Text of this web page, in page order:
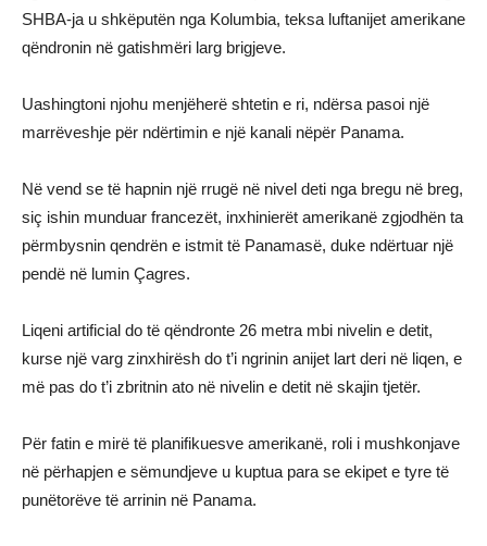
SHBA-ja u shkëputën nga Kolumbia, teksa luftanijet amerikane
qëndronin në gatishmëri larg brigjeve.
Uashingtoni njohu menjëherë shtetin e ri, ndërsa pasoi një
marrëveshje për ndërtimin e një kanali nëpër Panama.
Në vend se të hapnin një rrugë në nivel deti nga bregu në breg,
siç ishin munduar francezët, inxhinierët amerikanë zgjodhën ta
përmbysnin qendrën e istmit të Panamasë, duke ndërtuar një
pendë në lumin Çagres.
Liqeni artificial do të qëndronte 26 metra mbi nivelin e detit,
kurse një varg zinxhirësh do t’i ngrinin anijet lart deri në liqen, e
më pas do t’i zbritnin ato në nivelin e detit në skajin tjetër.
Për fatin e mirë të planifikuesve amerikanë, roli i mushkonjave
në përhapjen e sëmundjeve u kuptua para se ekipet e tyre të
punëtorëve të arrinin në Panama.